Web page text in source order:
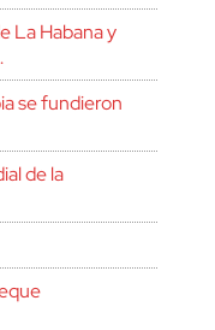
La Habana y
se fundieron
de la